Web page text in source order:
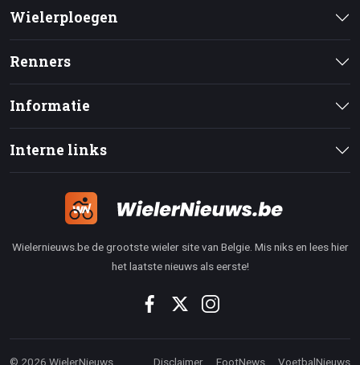
Wielerploegen
Renners
Informatie
Interne links
Wielernieuws.be de grootste wieler site van Belgie. Mis niks en lees hier
het laatste nieuws als eerste!
© 2026 WielerNieuws Disclaimer FootNews VoetbalNieuws